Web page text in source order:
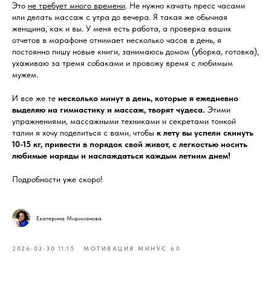
Это не требует много времени. Не нужно качать пресс часами
или делать массаж с утра до вечера. Я такая же обычная
женщина, как и вы. У меня есть работа, а проверка ваших
отчетов в марафоне отнимает несколько часов в день, я
постоянно пишу новые книги, занимаюсь домом (уборка, готовка),
ухаживаю за тремя собаками и провожу время с любимым
мужем.
И все же те несколько минут в день, которые я ежедневно
выделяю на гимнастику и массаж, творят чудеса. Этими
упражнениями, массажными техниками и секретами тонкой
талии я хочу поделиться с вами, чтобы к лету вы успели скинуть
10-15 кг, привести в порядок свой живот, с легкостью носить
любимые наряды и наслаждаться каждым летним днем!
Подробности уже скоро!
Екатерина Мириманова
2026-03-30 11:15 МОТИВАЦИЯ МИНУС 60